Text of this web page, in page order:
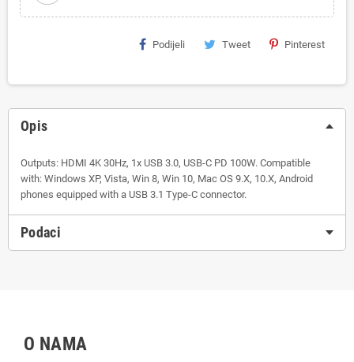
Podijeli Tweet Pinterest
Opis
Outputs: HDMI 4K 30Hz, 1x USB 3.0, USB-C PD 100W. Compatible
with: Windows XP, Vista, Win 8, Win 10, Mac OS 9.X, 10.X, Android
phones equipped with a USB 3.1 Type-C connector.
Podaci
O NAMA